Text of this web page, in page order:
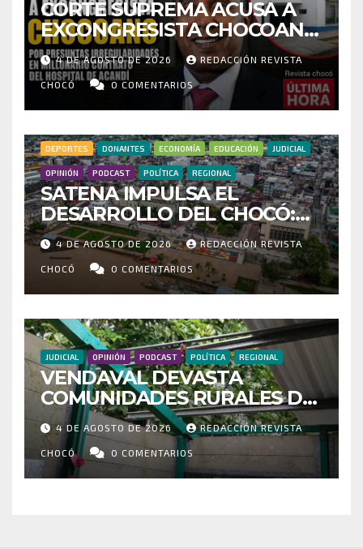
CORTE SUPREMA ACUSA A
EXCONGRESISTA CHOCOANO
POR PRESUNTAS
IRREGULARIDADES EN
MILLONARIO CONTRATO DEL
HOSPITAL DE ACANDÍ
4 DE AGOSTO DE 2026 REDACCIÓN REVISTA
CHOCÓ 0 COMENTARIOS
DEPORTES DONANTES ECONOMÍA EDUCACIÓN JUDICIAL
OPINIÓN PODCAST POLÍTICA REGIONAL
SATENA IMPULSA EL
DESARROLLO DEL CHOCÓ:
MÁS DE 35 MIL PASAJEROS
MOVILIZADOS Y NUEVAS
RUTAS FORTALECEN LA
CONECTIVIDAD
4 DE AGOSTO DE 2026 REDACCIÓN REVISTA
CHOCÓ 0 COMENTARIOS
JUDICIAL OPINIÓN PODCAST POLÍTICA REGIONAL
VENDAVAL DEVASTA
COMUNIDADES RURALES DE
RIOSUCIO: ESCUELAS,
VIVIENDAS Y CEMENTERIO
ENTRE LOS AFECTADOS
4 DE AGOSTO DE 2026 REDACCIÓN REVISTA
CHOCÓ 0 COMENTARIOS